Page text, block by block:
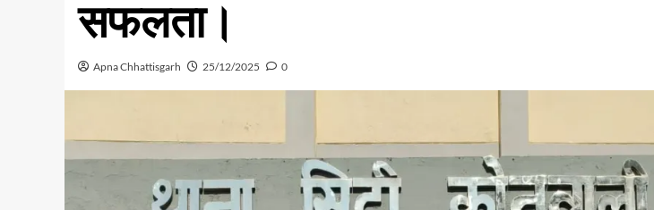
सफलता।
Apna Chhattisgarh 25/12/2025 0